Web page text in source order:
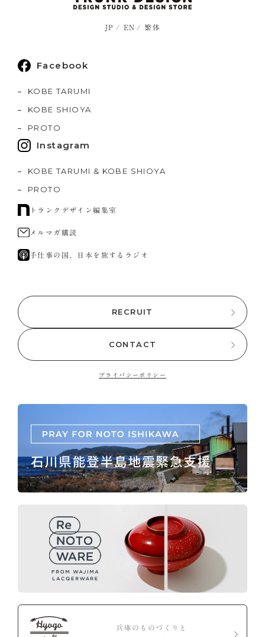
JP EN 繁体
Facebook
KOBE TARUMI
KOBE SHIOYA
PROTO
Instagram
KOBE TARUMI & KOBE SHIOYA
PROTO
トランクデザイン編集室
メルマガ購読
手仕事の国、日本を旅するラジオ
RECRUIT
CONTACT
プライバシーポリシー
兵庫のものづくりと